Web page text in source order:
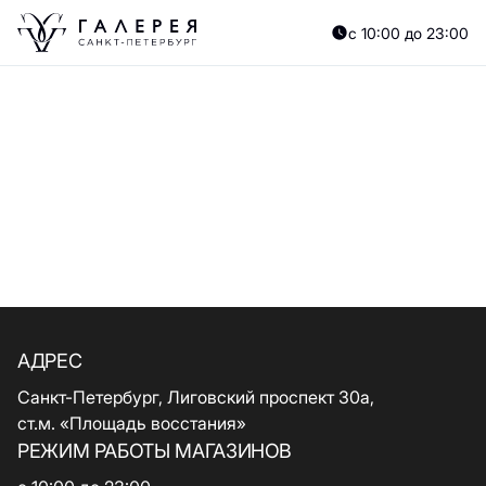
с 10:00 до 23:00
АДРЕС
Санкт-Петербург, Лиговский проспект 30а,
ст.м. «Площадь восстания»
РЕЖИМ РАБОТЫ МАГАЗИНОВ